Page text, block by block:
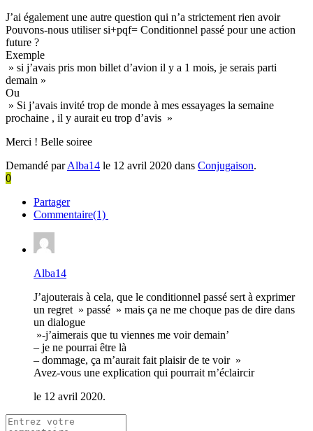
J’ai également une autre question qui n’a strictement rien avoir
Pouvons-nous utiliser si+pqf= Conditionnel passé pour une action
future ?
Exemple
» si j’avais pris mon billet d’avion il y a 1 mois, je serais parti
demain »
Ou
» Si j’avais invité trop de monde à mes essayages la semaine
prochaine , il y aurait eu trop d’avis »
Merci ! Belle soiree
Demandé parAlba14 le 12 avril 2020 dans Conjugaison.
0
Partager
Commentaire(1)
Alba14
J’ajouterais à cela, que le conditionnel passé sert à exprimer
un regret » passé » mais ça ne me choque pas de dire dans
un dialogue
»-j’aimerais que tu viennes me voir demain’
– je ne pourrai être là
– dommage, ça m’aurait fait plaisir de te voir »
Avez-vous une explication qui pourrait m’éclaircir
le 12 avril 2020.